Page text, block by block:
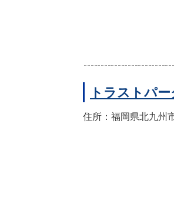
トラストパ
住所：福岡県北九州